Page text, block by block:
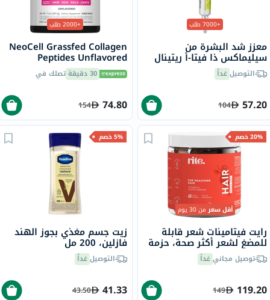
+7000 طلب
معزز شد البشرة من
سيليماكس ذا فيتا-أ ريتينال
شوت، 15 مل
التوصيلغداً
57.20
104
+2000 طلب
NeoCell Grassfed Collagen
Peptides Unflavored
Powder 200g
30 دقيقة تصلك في
74.80
154
20% خصم
أقل سعرمن 30 يوم
رايت فيتامينات شعر قابلة
للمضغ لشعر أكثر صحة، حزمة
من 60 قطعةتوصيل مجانيغداً
119.20
149
5% خصم
زيت جسم مغذي بجوز الهند
فازلين، 200 مل
التوصيلغداً
41.33
43.50